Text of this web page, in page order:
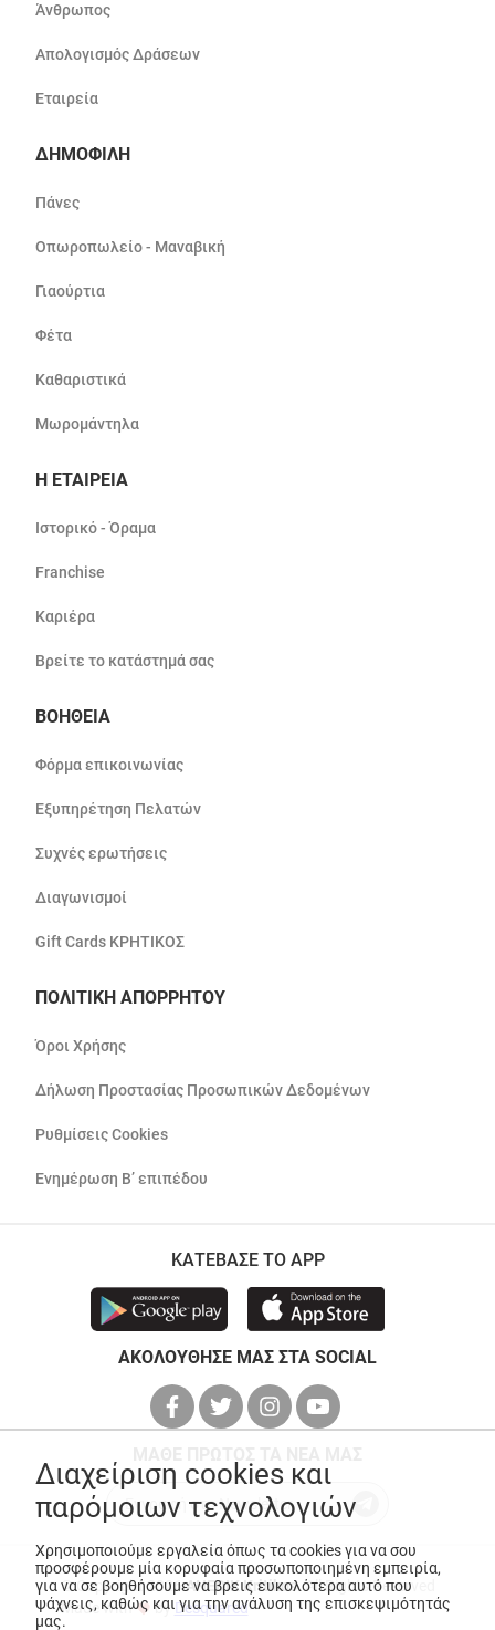
Άνθρωπος
Απολογισμός Δράσεων
Εταιρεία
ΔΗΜΟΦΙΛΗ
Πάνες
Οπωροπωλείο - Μαναβική
Γιαούρτια
Φέτα
Καθαριστικά
Μωρομάντηλα
Η ΕΤΑΙΡΕΙΑ
Ιστορικό - Όραμα
Franchise
Καριέρα
Βρείτε το κατάστημά σας
ΒΟΗΘΕΙΑ
Φόρμα επικοινωνίας
Εξυπηρέτηση Πελατών
Συχνές ερωτήσεις
Διαγωνισμοί
Gift Cards ΚΡΗΤΙΚΟΣ
ΠΟΛΙΤΙΚΗ ΑΠΟΡΡΗΤΟΥ
Όροι Χρήσης
Δήλωση Προστασίας Προσωπικών Δεδομένων
Ρυθμίσεις Cookies
Ενημέρωση Β’ επιπέδου
ΚΑΤΕΒΑΣΕ ΤΟ APP
ΑΚΟΛΟΥΘΗΣΕ ΜΑΣ ΣΤΑ SOCIAL
© Copyright 2026ANEDIK Kritikos. All Rights Reserved
Made with
byDesquared
Διαχείριση cookies και
παρόμοιων τεχνολογιών
Χρησιμοποιούμε εργαλεία όπως τα cookies για να σου
προσφέρουμε μία κορυφαία προσωποποιημένη εμπειρία,
για να σε βοηθήσουμε να βρεις ευκολότερα αυτό που
ψάχνεις, καθώς και για την ανάλυση της επισκεψιμότητάς
μας.